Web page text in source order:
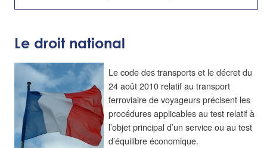
Le droit national
Le code des transports et le décret du
24 août 2010 relatif au transport
ferroviaire de voyageurs précisent les
procédures applicables au test relatif à
l’objet principal d’un service ou au test
d’équilibre économique.